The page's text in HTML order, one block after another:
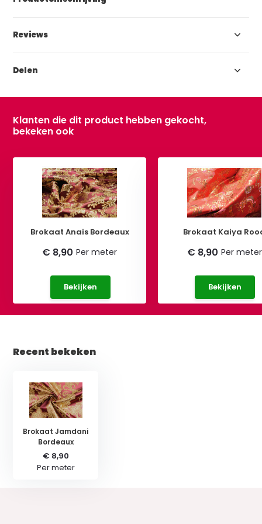
Reviews
Delen
Klanten die dit product hebben gekocht,
bekeken ook
Brokaat Anais Bordeaux
€ 8,90 Per meter
Bekijken
Brokaat Kaiya
€ 8,90 Per meter
Bekijken
Recent bekeken
Brokaat Jamdani
Bordeaux
€ 8,90
Per meter